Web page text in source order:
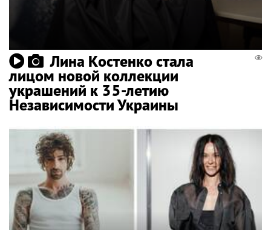
Лина Костенко стала
лицом новой коллекции
украшений к 35-летию
Независимости Украины